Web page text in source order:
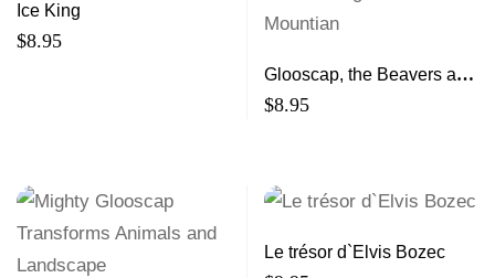
Ice King
$8.95
Glooscap, the Beavers and
the Sugarloaf Mountian
$8.95
Le trésor d`Elvis Bozec